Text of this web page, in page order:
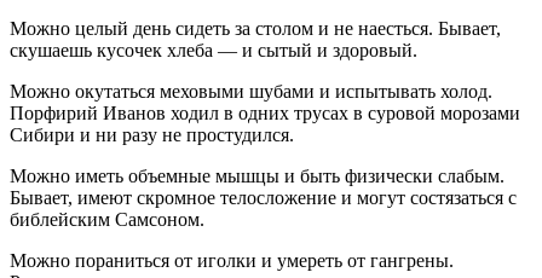
Можно целый день сидеть за столом и не наесться. Бывает,
скушаешь кусочек хлеба — и сытый и здоровый.
Можно окутаться меховыми шубами и испытывать холод.
Порфирий Иванов ходил в одних трусах в суровой морозами
Сибири и ни разу не простудился.
Можно иметь объемные мышцы и быть физически слабым.
Бывает, имеют скромное телосложение и могут состязаться с
библейским Самсоном.
Можно пораниться от иголки и умереть от гангрены.